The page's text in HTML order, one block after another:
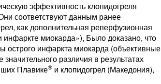
эффективность клопидогреля
соответствуют данным ранее
как дополнительная реперфузионная
миокарда»), Было доказано, что
острого инфаркта миокарда (объективные
различия в результатах
Плавике® и клопидогрел (Македония),